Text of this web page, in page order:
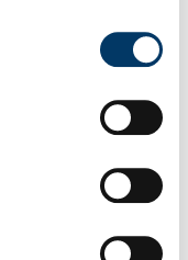
spiraglio attraverso il
play-off. Sognare
oltre e saper
0-1 cucendo in
che rosola gli